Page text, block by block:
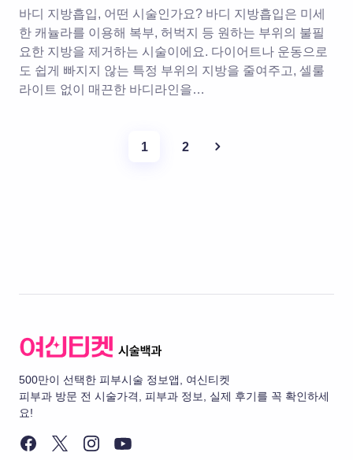
바디 지방흡입, 어떤 시술인가요? 바디 지방흡입은 미세
한 캐뉼라를 이용해 복부, 허벅지 등 원하는 부위의 불필
요한 지방을 제거하는 시술이에요. 다이어트나 운동으로
도 쉽게 빠지지 않는 특정 부위의 지방을 줄여주고, 셀룰
라이트 없이 매끈한 바디라인을…
1 2
500만이 선택한 피부시술 정보앱, 여신티켓
피부과 방문 전 시술가격, 피부과 정보, 실제 후기를 꼭 확인하세
요!